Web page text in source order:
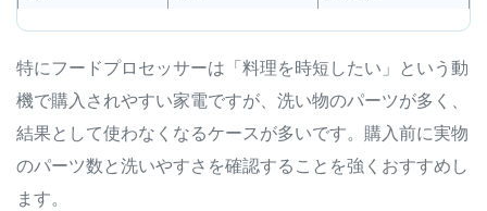
特にフードプロセッサーは「料理を時短したい」という動
機で購入されやすい家電ですが、洗い物のパーツが多く、
結果として使わなくなるケースが多いです。購入前に実物
のパーツ数と洗いやすさを確認することを強くおすすめし
ます。